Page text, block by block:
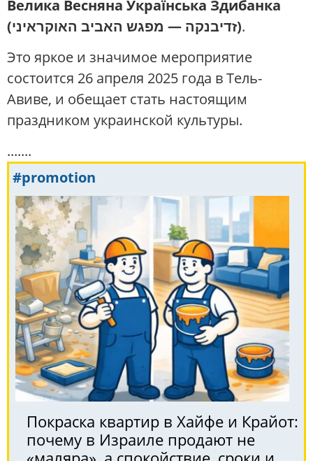
Велика Весняна Українська Здибанка
(זדיבנקה — מפגש האביב האוקראיני).
Это яркое и значимое мероприятие
состоится 26 апреля 2025 года в Тель-
Авиве, и обещает стать настоящим
праздником украинской культуры.
.......
#promotion
Покраска квартир в Хайфе и Крайот:
почему в Израиле продают не